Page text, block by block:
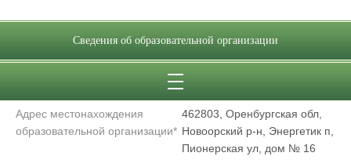
Новоорского района Оренбургской области
образовательной организации*
Адрес местонахождения
образовательной организации*
462803, Оренбургская обл,
Новоорский р-н, Энергетик п,
Пионерская ул, дом № 16
Сведения об образовательной организации